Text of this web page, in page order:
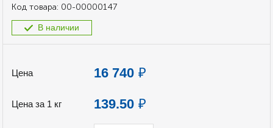
Код товара: 00-00000147
В наличии
Цена 16 740 ₽
Цена за 1 кг 139.50 ₽